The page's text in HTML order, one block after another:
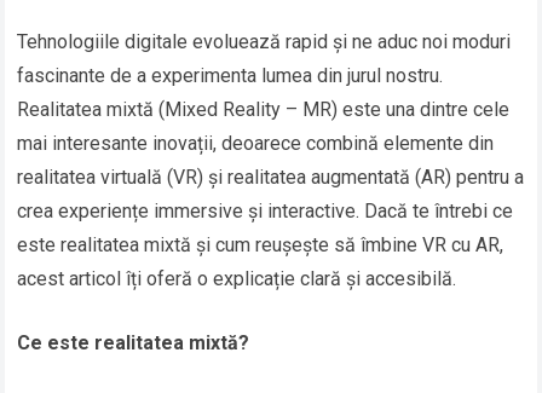
Tehnologiile digitale evoluează rapid și ne aduc noi moduri
fascinante de a experimenta lumea din jurul nostru.
Realitatea mixtă (Mixed Reality – MR) este una dintre cele
mai interesante inovații, deoarece combină elemente din
realitatea virtuală (VR) și realitatea augmentată (AR) pentru a
crea experiențe immersive și interactive. Dacă te întrebi ce
este realitatea mixtă și cum reușește să îmbine VR cu AR,
acest articol îți oferă o explicație clară și accesibilă.
Ce este realitatea mixtă?